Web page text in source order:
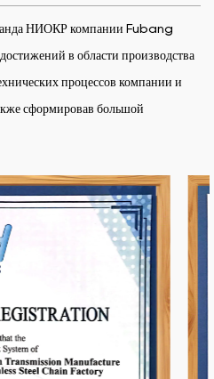
НИОКР компании Fubang
в области производства
процессов компании и
сформировав большой